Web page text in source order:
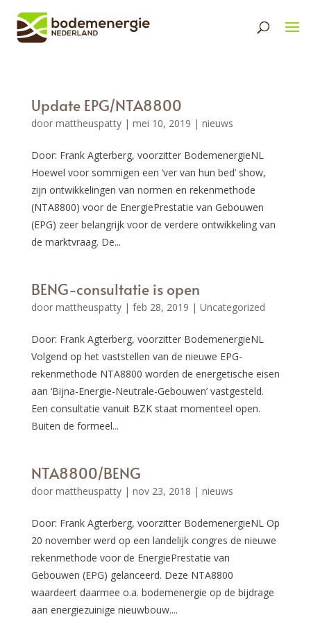
Update EPG/NTA8800
door mattheuspatty| mei 10, 2019 | nieuws
Door: Frank Agterberg, voorzitter BodemenergieNL
Hoewel voor sommigen een ‘ver van hun bed’ show,
zijn ontwikkelingen van normen en rekenmethode
(NTA8800) voor de EnergiePrestatie van Gebouwen
(EPG) zeer belangrijk voor de verdere ontwikkeling van
de marktvraag. De...
BENG-consultatie is open
door mattheuspatty| feb 28, 2019 | Uncategorized
Door: Frank Agterberg, voorzitter BodemenergieNL
Volgend op het vaststellen van de nieuwe EPG-
rekenmethode NTA8800 worden de energetische eisen
aan ‘Bijna-Energie-Neutrale-Gebouwen’ vastgesteld.
Een consultatie vanuit BZK staat momenteel open.
Buiten de formeel...
NTA8800/BENG
door mattheuspatty| nov 23, 2018 | nieuws
Door: Frank Agterberg, voorzitter BodemenergieNL Op
20 november werd op een landelijk congres de nieuwe
rekenmethode voor de EnergiePrestatie van
Gebouwen (EPG) gelanceerd. Deze NTA8800
waardeert daarmee o.a. bodemenergie op de bijdrage
aan energiezuinige nieuwbouw....